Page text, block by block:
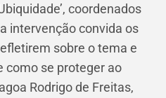
coordenados
intervenção convida os
sobre o tema e
como se proteger ao
Rodrigo de Freitas,